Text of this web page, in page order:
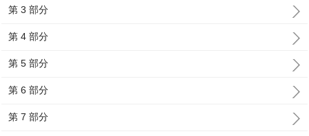
第 3 部分
第 4 部分
第 5 部分
第 6 部分
第 7 部分